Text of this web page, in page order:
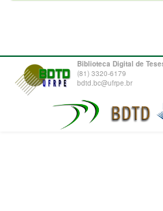
Biblioteca Digital de
(81) 3320-6179
bdtd.bc@ufrpe.br